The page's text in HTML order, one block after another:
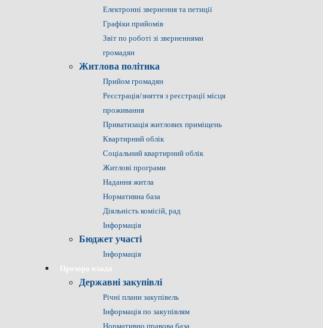
Електронні звернення та петиції
Графіки прийомів
Звіт по роботі зі зверненнями
громадян
Житлова політика
Прийом громадян
Реєстрація/зняття з реєстрації місця
проживання
Приватизація житлових приміщень
Квартирний облік
Соціальний квартирний облік
Житлові програми
Надання житла
Нормативна база
Діяльність комісій, рад
Інформація
Бюджет участі
Інформація
Прозора влада
Державні закупівлі
Річні плани закупівель
Інформація по закупівлям
Нормативно правова база